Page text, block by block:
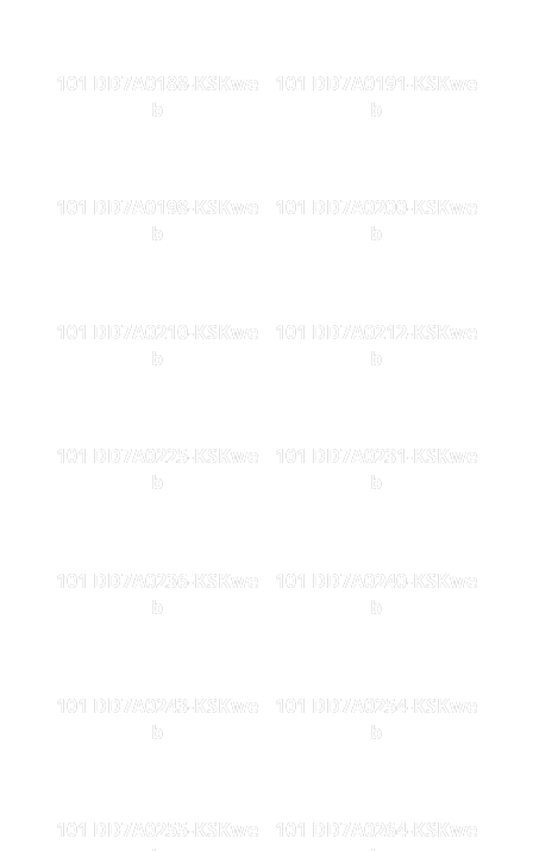
101 DD7A0188-KSKwe
b
101 DD7A0191-KSKwe
b
101 DD7A0198-KSKwe
b
101 DD7A0200-KSKwe
b
101 DD7A0210-KSKwe
b
101 DD7A0212-KSKwe
b
101 DD7A0225-KSKwe
b
101 DD7A0231-KSKwe
b
101 DD7A0236-KSKwe
b
101 DD7A0240-KSKwe
b
101 DD7A0243-KSKwe
b
101 DD7A0254-KSKwe
b
101 DD7A0255-KSKwe
101 DD7A0264-KSKwe